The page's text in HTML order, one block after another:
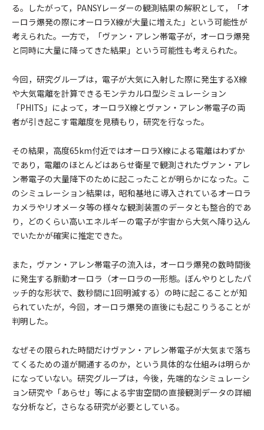
る。したがって，PANSYレーダーの観測結果の解釈として，「オ
ーロラ爆発の際にオーロラX線が大量に増えた」という可能性が
考えられた。一方で，「ヴァン・アレン帯電子が，オーロラ爆発
と同時に大量に降ってきた結果」という可能性も考えられた。
今回，研究グループは，電子が大気に入射した際に発生するX線
や大気電離を計算できるモンテカルロ型シミュレーション
「PHITS」によって，オーロラX線とヴァン・アレン帯電子の両
者が引き起こす電離度を見積もり，研究を行なった。
その結果，高度65km付近ではオーロラX線による電離はわずか
であり，電離のほとんどはあらせ衛星で観測されたヴァン・アレ
ン帯電子の大量降下のために起こったことが明らかになった。こ
のシミュレーション結果は，昭和基地に導入されているオーロラ
カメラやリオメータ等の様々な観測装置のデータとも整合的であ
り，どのくらい高いエネルギーの電子が宇宙から大気へ降り込ん
でいたかが確実に推定できた。
また，ヴァン・アレン帯電子の流入は，オーロラ爆発の数時間後
に発生する脈動オーロラ（オーロラの一形態。ぼんやりとしたパ
ッチ的な形状で、数秒間に1回明滅する）の時に起こることが知
られていたが，今回，オーロラ爆発の直後にも起こりうることが
判明した。
なぜその限られた時間だけヴァン・アレン帯電子が大気まで落ち
てくるための道が開通するのか，という具体的な仕組みは明らか
になっていない。研究グループは，今後，先端的なシミュレーシ
ョン研究や「あらせ」等による宇宙空間の直接観測データの詳細
な分析など，さらなる研究が必要としている。